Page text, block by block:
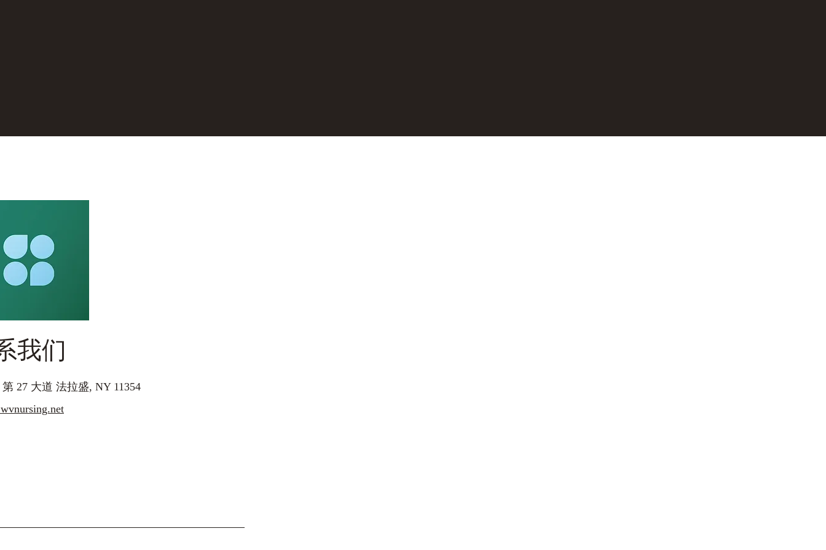
我们
第 27 大道 法拉盛, NY 11354